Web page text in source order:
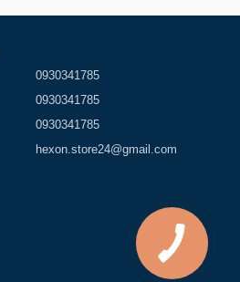
0930341785
0930341785
0930341785
hexon.store24@gmail.com